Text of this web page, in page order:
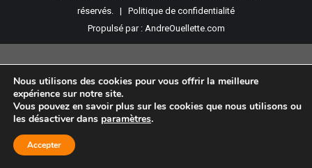
réservés. | Politique de confidentialité
Propulsé par : AndreOuellette.com
Nous utilisons des cookies pour vous offrir la meilleure
expérience sur notre site.
Vous pouvez en savoir plus sur les cookies que nous utilisons ou
les désactiver dans paramètres.
Accepter